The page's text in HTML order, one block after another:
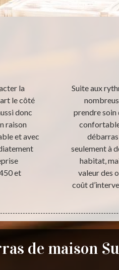
la
le côté
donc
raison
et avec
et
Suite aux
prendre soin
seulement à
habitat,
valeur des
coût
de maison